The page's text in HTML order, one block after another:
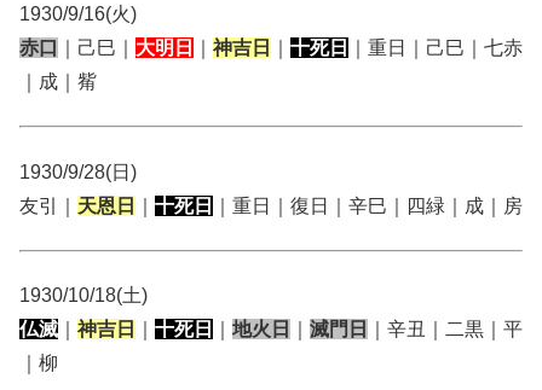
1930/9/16(火)
赤口
｜己巳｜ 大明日 神吉日 十死日
｜重日｜己巳｜七赤
｜成｜觜
1930/9/28(日)
友引｜ 天恩日 十死日 ｜重日｜復日｜辛巳｜四緑｜成｜房
1930/10/18(土)
仏滅
神吉日 十死日 地火日 滅門日
｜辛丑｜二黒｜平
｜柳